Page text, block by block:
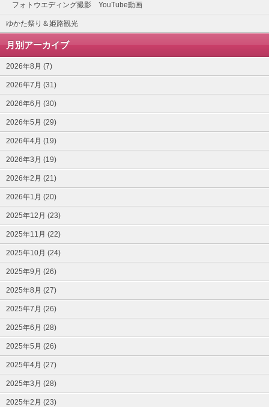
フォトウエディング撮影 YouTube動画
ゆかた祭り＆姫路観光
月別アーカイブ
2026年8月 (7)
2026年7月 (31)
2026年6月 (30)
2026年5月 (29)
2026年4月 (19)
2026年3月 (19)
2026年2月 (21)
2026年1月 (20)
2025年12月 (23)
2025年11月 (22)
2025年10月 (24)
2025年9月 (26)
2025年8月 (27)
2025年7月 (26)
2025年6月 (28)
2025年5月 (26)
2025年4月 (27)
2025年3月 (28)
2025年2月 (23)